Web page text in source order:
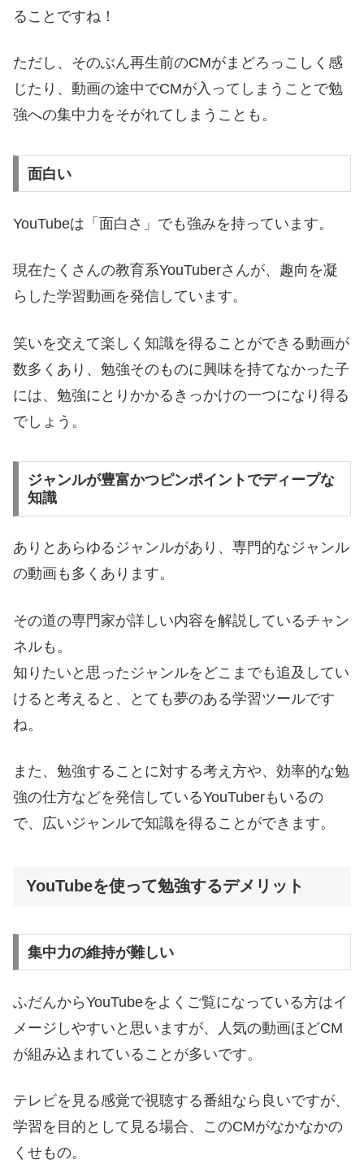
ることですね！
ただし、そのぶん再生前のCMがまどろっこしく感
じたり、動画の途中でCMが入ってしまうことで勉
強への集中力をそがれてしまうことも。
面白い
YouTubeは「面白さ」でも強みを持っています。
現在たくさんの教育系YouTuberさんが、趣向を凝
らした学習動画を発信しています。
笑いを交えて楽しく知識を得ることができる動画が
数多くあり、勉強そのものに興味を持てなかった子
には、勉強にとりかかるきっかけの一つになり得る
でしょう。
ジャンルが豊富かつピンポイントでディープな
知識
ありとあらゆるジャンルがあり、専門的なジャンル
の動画も多くあります。
その道の専門家が詳しい内容を解説しているチャン
ネルも。
知りたいと思ったジャンルをどこまでも追及してい
けると考えると、とても夢のある学習ツールです
ね。
また、勉強することに対する考え方や、効率的な勉
強の仕方などを発信しているYouTuberもいるの
で、広いジャンルで知識を得ることができます。
YouTubeを使って勉強するデメリット
集中力の維持が難しい
ふだんからYouTubeをよくご覧になっている方はイ
メージしやすいと思いますが、人気の動画ほどCM
が組み込まれていることが多いです。
テレビを見る感覚で視聴する番組なら良いですが、
学習を目的として見る場合、このCMがなかなかの
くせもの。